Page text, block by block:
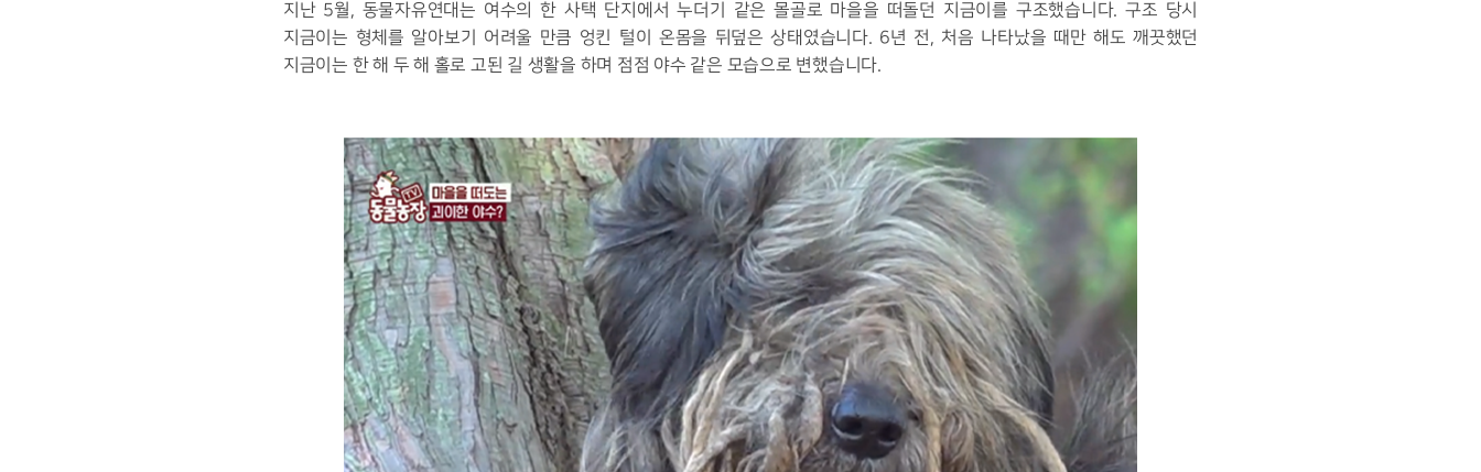
지난5월, 동물자유연대는 여수의 한 사택 단지에서 누더기 같은 몰골로 마을을 떠돌던 지금이를 구조했습니다.구조 당시
지금이는 형체를 알아보기 어려울 만큼 엉킨 털이 온몸을 뒤덮은 상태였습니다. 6년 전, 처음 나타났을 때만 해도 깨끗했던
지금이는 한 해 두 해 홀로 고된 길 생활을 하며 점점 야수 같은 모습으로 변했습니다.